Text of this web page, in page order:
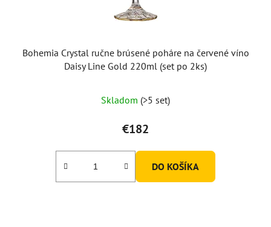
Bohemia Crystal ručne brúsené poháre na červené víno
Daisy Line Gold 220ml (set po 2ks)
Skladom (>5 set)
€182
DO KOŠÍKA